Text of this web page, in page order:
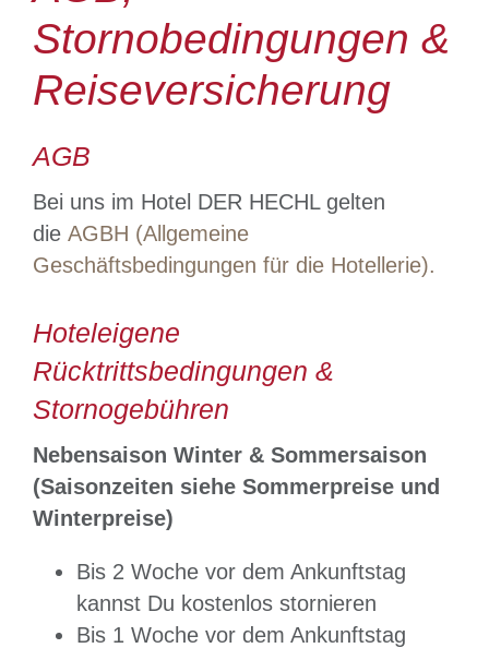
Angebote
Rund um den Hechl
Bewegungs- & Seminarraum
Stornobedingungen &
Reiseversicherung
AGB
Bei uns im Hotel DER HECHL gelten
die AGBH (Allgemeine
Geschäftsbedingungen für die Hotellerie).
Hoteleigene
Rücktrittsbedingungen &
Stornogebühren
Nebensaison Winter & Sommersaison
(Saisonzeiten siehe Sommerpreise und
Winterpreise)
Bis 2 Woche vor dem Ankunftstag
kannst Du kostenlos stornieren
Bis 1 Woche vor dem Ankunftstag